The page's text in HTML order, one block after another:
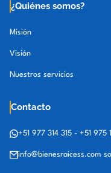
¿Quiénes somos?
Misión
Visión
Nuestros servicios
Contacto
+51 977 314 315 - +51 975
info@bienesraicess.com